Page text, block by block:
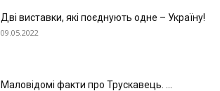
Дві виставки, які поєднують одне – Україну!
09.05.2022
Маловідомі факти про Трускавець. ...